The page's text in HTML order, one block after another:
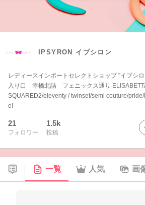
IPSYRON イプシロン
レディースインポートセレクトショップ "イプシ
入り口 幸橋北詰 フェニックス通り
SQUARED2/eleventy / twinset/semi couture/
e!
21
フォロワー
1.5k
投稿
一覧 人気 画